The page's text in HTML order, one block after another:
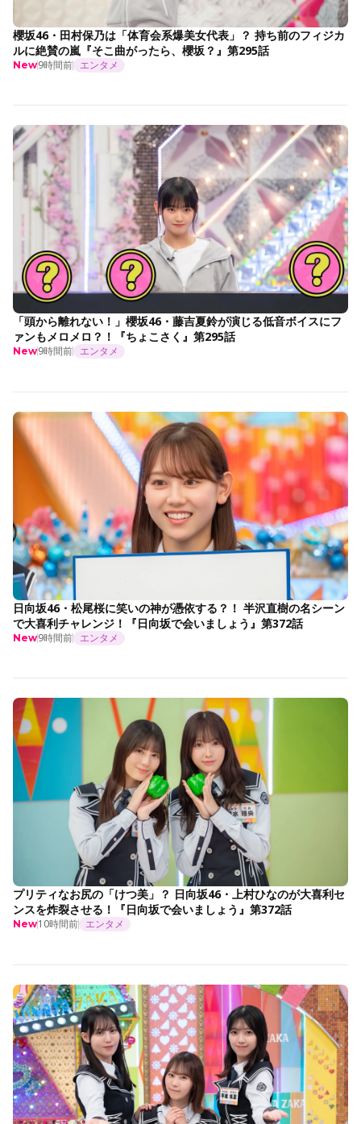
櫻坂46・田村保乃は「体育会系爆美女代表」？ 持ち前のフィジカ
ルに絶賛の嵐『そこ曲がったら、櫻坂？』第295話
New9時間前 エンタメ
「頭から離れない！」櫻坂46・藤吉夏鈴が演じる低音ボイスにフ
ァンもメロメロ？！『ちょこさく』第295話
New9時間前 エンタメ
日向坂46・松尾桜に笑いの神が憑依する？！ 半沢直樹の名シーン
で大喜利チャレンジ！『日向坂で会いましょう』第372話
New9時間前 エンタメ
プリティなお尻の「けつ美」？ 日向坂46・上村ひなのが大喜利セ
ンスを炸裂させる！『日向坂で会いましょう』第372話
New10時間前 エンタメ